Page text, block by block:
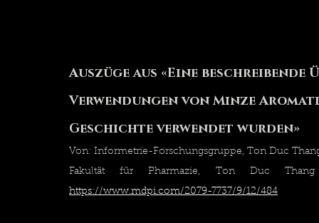
Auszüge aus «Eine
Verwendungen von Minze
Geschichte verwendet wurden»
Von: Informetrie-Forschungsgruppe, Ton Duc
https://www.mdpi.com/2079-7737/9/12/484